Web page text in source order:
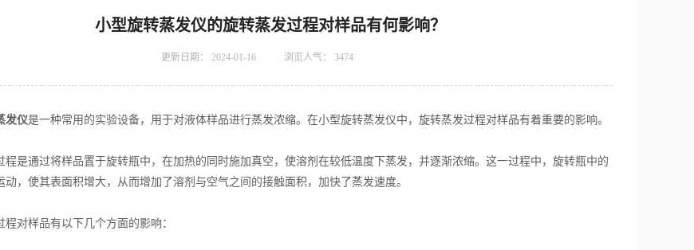
小型旋转蒸发仪的旋转蒸发过程对样品有何影响？
更新日期： 2024-01-16 浏览人气： 3474
发仪是一种常用的实验设备，用于对液体样品进行蒸发浓缩。在小型旋转蒸发仪中，旋转蒸发过程对样品有着重要的影响。
通过将样品置于旋转瓶中，在加热的同时施加真空，使溶剂在较低温度下蒸发，并逐渐浓缩。这一过程中，旋转瓶中的
动，使其表面积增大，从而增加了溶剂与空气之间的接触面积，加快了蒸发速度。
对样品有以下几个方面的影响：